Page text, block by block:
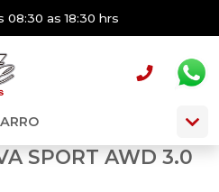
08:30 as 18:30 hrs
SPORT AWD 3.0